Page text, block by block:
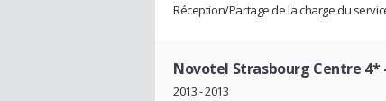
Réception/Partage de la charge du
Novotel Strasbourg Centre 4*
2013 - 2013